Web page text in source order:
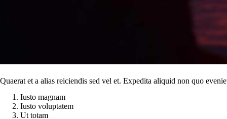
Quaerat et a alias reiciendis sed vel et. Expedita aliquid non quo
Iusto magnam
Iusto voluptatem
Ut totam